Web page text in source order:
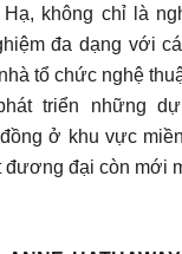
Hạ, không chỉ là
đa dạng với
tổ chức nghệ
triển những
ở khu vực
đương đại còn mới